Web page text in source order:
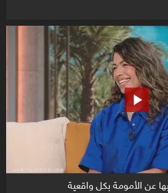
عن الأمومة بكل واقعية